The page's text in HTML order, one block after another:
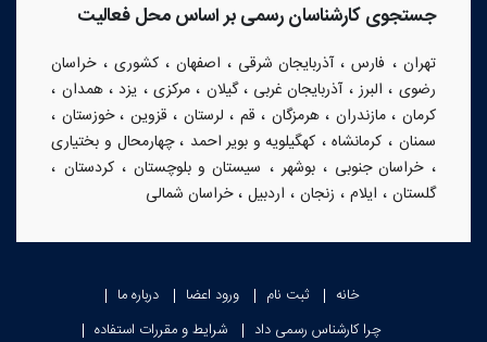
جستجوی کارشناسان رسمی بر اساس محل فعالیت
تهران ، فارس،آذربایجان شرقی ، اصفهان ،کشوری ،خراسان
رضوی ، البرز،آذربایجان غربی ،گیلان ،مرکزی ، یزد،همدان ،
کرمان ،مازندران ،هرمزگان ، قم ، لرستان ، قزوین ،خوزستان ،
سمنان ، کرمانشاه، کهگیلویه و بویر احمد ،چهارمحال و بختیاری
،خراسان جنوبی ،بوشهر، سیستان و بلوچستان،کردستان ،
گلستان ، ایلام ، زنجان ، اردبیل ،خراسان شمالی
خانه ثبت نام ورود اعضا
درباره ما
چرا کارشناس رسمی داد
شرایط و مقررات استفاده